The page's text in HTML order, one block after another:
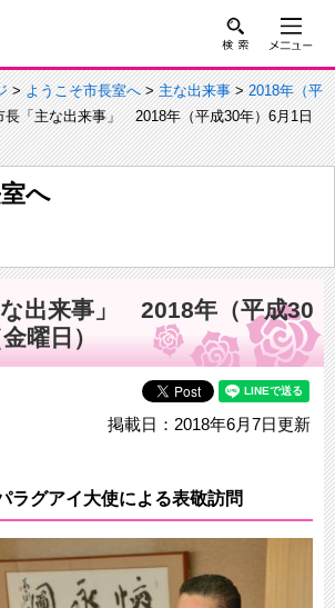
>ようこそ市長室へ>主な出来事>2018年（平
「主な出来事」 2018年（平成30年）6月1日
へ
出来事」 2018年（平成30
曜日）
掲載日：2018年6月7日更新
グアイ大使による表敬訪問